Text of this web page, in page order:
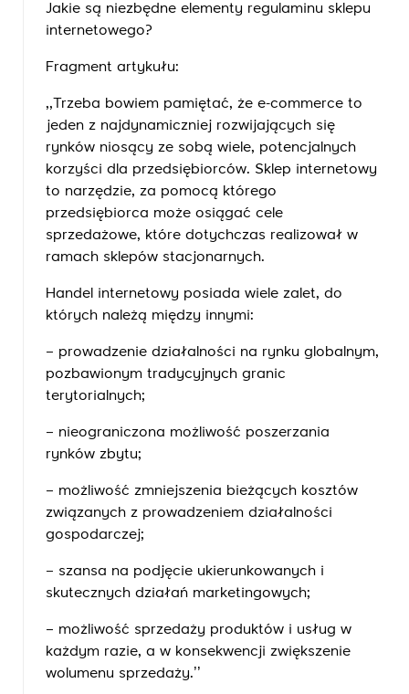
Jakie są niezbędne elementy regulaminu sklepu
internetowego?
Fragment artykułu:
,,Trzeba bowiem pamiętać, że e-commerce to
jeden z najdynamiczniej rozwijających się
rynków niosący ze sobą wiele, potencjalnych
korzyści dla przedsiębiorców. Sklep internetowy
to narzędzie, za pomocą którego
przedsiębiorca może osiągać cele
sprzedażowe, które dotychczas realizował w
ramach sklepów stacjonarnych.
Handel internetowy posiada wiele zalet, do
których należą między innymi:
– prowadzenie działalności na rynku globalnym,
pozbawionym tradycyjnych granic
terytorialnych;
– nieograniczona możliwość poszerzania
rynków zbytu;
– możliwość zmniejszenia bieżących kosztów
związanych z prowadzeniem działalności
gospodarczej;
– szansa na podjęcie ukierunkowanych i
skutecznych działań marketingowych;
– możliwość sprzedaży produktów i usług w
każdym razie, a w konsekwencji zwiększenie
wolumenu sprzedaży.’’